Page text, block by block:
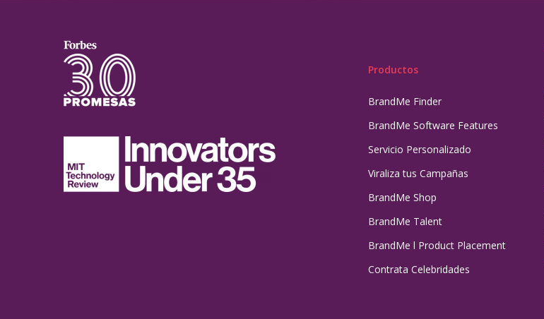
Productos
BrandMe Finder
BrandMe Software Features
Servicio Personalizado
Viraliza tus Campañas
BrandMe Shop
BrandMe Talent
BrandMe l Product Placement
Contrata Celebridades